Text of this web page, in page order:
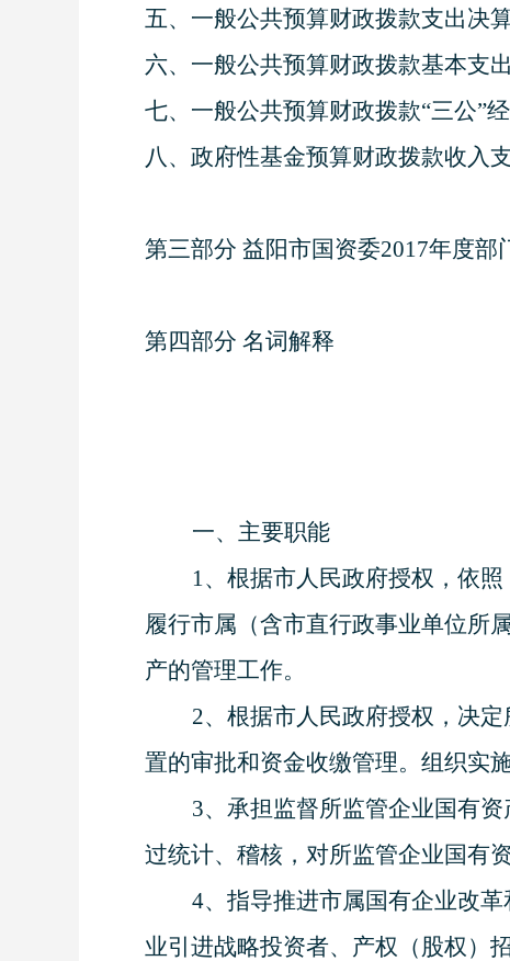
五、一般公共预算财政拨款支出决
六、一般公共预算财政拨款基本支
七、一般公共预算财政拨款“三公”
八、政府性基金预算财政拨款收入
第三部分 益阳市国资委2017年度部
第四部分 名词解释
一、主要职能
1、根据市人民政府授权，依
履行市属（含市直行政事业单位所
产的管理工作。
2、根据市人民政府授权，决
置的审批和资金收缴管理。组织实
3、承担监督所监管企业国有
过统计、稽核，对所监管企业国有
4、指导推进市属国有企业改
业引进战略投资者、产权（股权）